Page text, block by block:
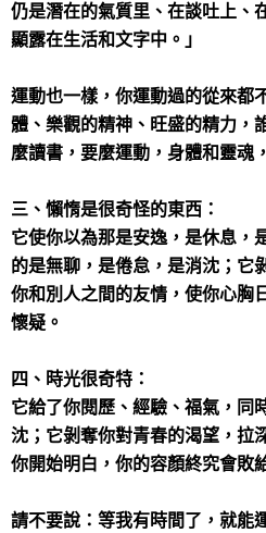
仍是潛在的氣質里、在談吐上、
顯露在生活和文字中。」
運動也一樣，你運動過的從來都
體、樂觀的精神、旺盛的精力，
麼讀書，要麼運動，身體和靈魂
三、懶惰是很奇怪的東西：
它使你以為那是安逸，是休息，
的是無聊，是倦怠，是消沈；它
你和別人之間的友情，使你心胸
懷疑。
四、時光很奇特：
它給了你閱歷、經驗、福氣，同
沈；它剝奪你對青春的渴望，拉
你開始明白，你的容顏終究會敗
請不要說：等我有時間了，就能